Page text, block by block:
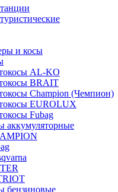
и косы
AL-KO
BRAIT
Champion (Чемпион)
EUROLUX
Fubag
аккумуляторные
бензиновые